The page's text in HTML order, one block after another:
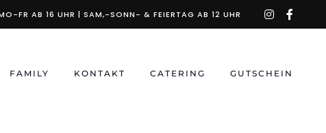
FR AB 16 UHR | SAM,-SONN- & FEIERTAG AB 12 UHR
FAMILY KONTAKT CATERING GUTSCHEIN